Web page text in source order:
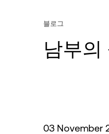
블로그
남부의
03 November